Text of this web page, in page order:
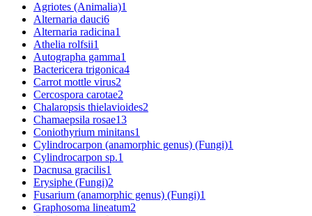
Agriotes (Animalia)1
Alternaria dauci6
Alternaria radicina1
Athelia rolfsii1
Autographa gamma1
Bactericera trigonica4
Carrot mottle virus2
Cercospora carotae2
Chalaropsis thielavioides2
Chamaepsila rosae13
Coniothyrium minitans1
Cylindrocarpon (anamorphic genus) (Fungi)1
Cylindrocarpon sp.1
Dacnusa gracilis1
Erysiphe (Fungi)2
Fusarium (anamorphic genus) (Fungi)1
Graphosoma lineatum2